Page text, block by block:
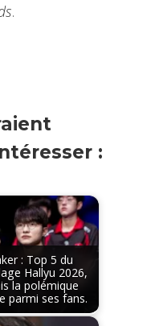
.
:
: Top 5 du
Hallyu 2026,
la polémique
parmi ses fans.